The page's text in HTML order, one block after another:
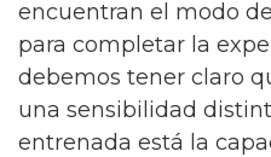
encuentran el modo
para completar la
debemos tener claro
una sensibilidad
entrenada está la